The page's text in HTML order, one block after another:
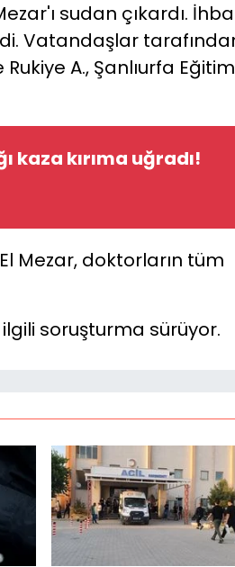
sudan çıkardı.
Vatandaşlar
A., Şanlıurfa Eğitim
kırıma uğradı!
Mezar, doktorların tüm
soruşturma sürüyor.